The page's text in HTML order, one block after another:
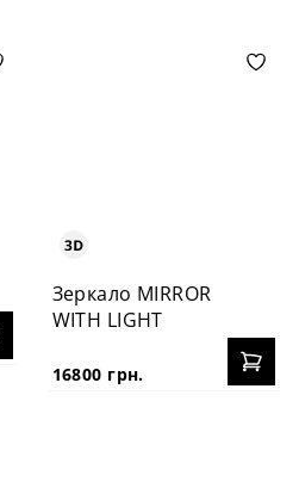
Зеркало MIRROR
WITH LIGHT
16800 грн.